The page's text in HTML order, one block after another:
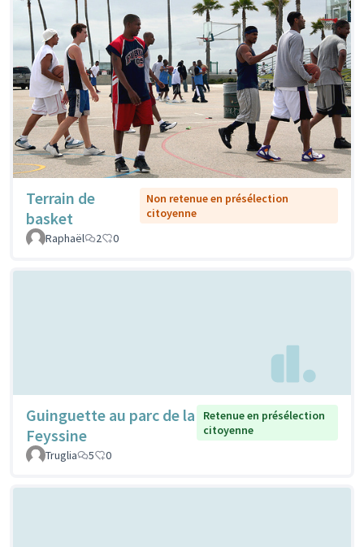
Terrain de
basket
Non retenue en présélection
citoyenne
Raphaël
2 0
Guinguette au parc de la
Feyssine
Retenue en présélection
citoyenne
Truglia
5 0